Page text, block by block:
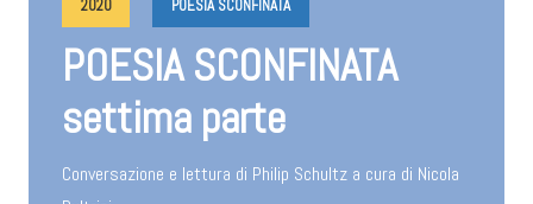
2020 POESIA SCONFINATA
POESIA SCONFINATA
settima parte
Conversazione e lettura di Philip Schultz a cura di Nicola